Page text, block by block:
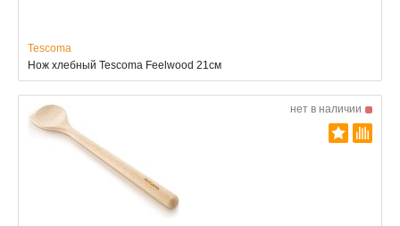
Tescoma
Нож хлебный Tescoma Feelwood 21см
нет в наличии